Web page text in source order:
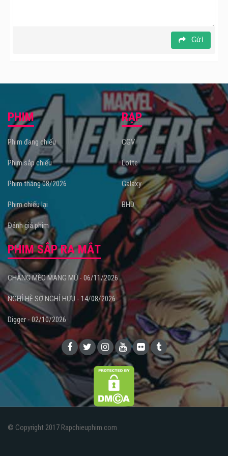
Gửi
PHIM
Phim đang chiếu
Phim sắp chiếu
Phim tháng 08/2026
Phim chiếu lại
Đánh giá phim
RẠP
CGV
Lotte
Galaxy
BHD
PHIM SẮP RA MẮT
CHÀNG MÈO MANG MŨ - 06/11/2026
NGHỈ HÈ SỢ NGHỈ HƯU - 14/08/2026
Digger - 02/10/2026
© Copyright 2017 Rapchieuphim.com